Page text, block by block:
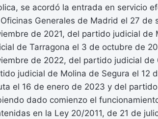
se acordó la entrada en servicio
Generales de Madrid el 27
de 2021, del partido judicial
de Tarragona el 3 de octubre de
de 2022, del partido judicial
judicial de Molina de Segura el 12
el 16 de enero de 2023 y del
dado comienzo el
en la Ley 20/2011, de 21 de